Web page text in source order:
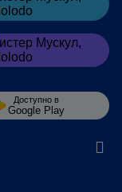
Доступно в
Google Play